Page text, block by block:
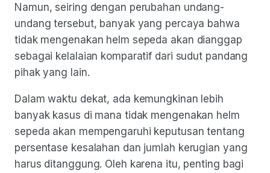
Namun, seiring dengan perubahan undang-
undang tersebut, banyak yang percaya bahwa
tidak mengenakan helm sepeda akan dianggap
sebagai kelalaian komparatif dari sudut pandang
pihak yang lain.
Dalam waktu dekat, ada kemungkinan lebih
banyak kasus di mana tidak mengenakan helm
sepeda akan mempengaruhi keputusan tentang
persentase kesalahan dan jumlah kerugian yang
harus ditanggung. Oleh karena itu, penting bagi